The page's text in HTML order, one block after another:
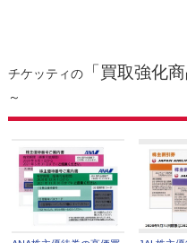
チケッティの「買取強化商
～